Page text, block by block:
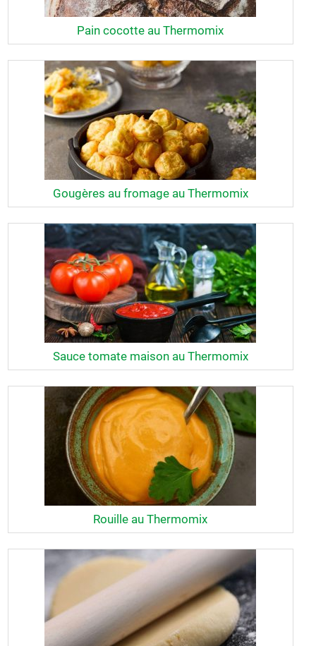
Pain cocotte au Thermomix
Gougères au fromage au Thermomix
Sauce tomate maison au Thermomix
Rouille au Thermomix